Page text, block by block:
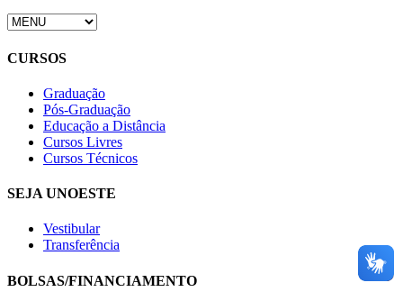
CURSOS
Graduação
Pós-Graduação
Educação a Distância
Cursos Livres
Cursos Técnicos
SEJA UNOESTE
Vestibular
Transferência
BOLSAS/FINANCIAMENTO